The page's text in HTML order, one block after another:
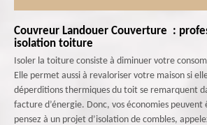
Couvreur Landouer Couverture :
isolation toiture
Isoler la toiture consiste à diminuer votre
Elle permet aussi à revaloriser votre maison si
déperditions thermiques du toit se remarquent
facture d’énergie. Donc, vos économies peuvent
pensez à un projet d’isolation de combles,